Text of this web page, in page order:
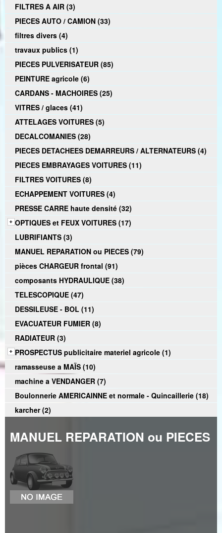
FILTRES A AIR (3)
PIECES AUTO / CAMION (33)
filtres divers (4)
travaux publics (1)
PIECES PULVERISATEUR (85)
PEINTURE agricole (6)
CARDANS - MACHOIRES (25)
VITRES / glaces (41)
ATTELAGES VOITURES (5)
DECALCOMANIES (28)
PIECES DETACHEES DEMARREURS / ALTERNATEURS (4)
PIECES EMBRAYAGES VOITURES (11)
FILTRES VOITURES (8)
ECHAPPEMENT VOITURES (4)
PRESSE CARRE haute densité (32)
OPTIQUES et FEUX VOITURES (17)
LUBRIFIANTS (3)
MANUEL REPARATION ou PIECES (79)
pièces CHARGEUR frontal (91)
composants HYDRAULIQUE (38)
TELESCOPIQUE (47)
DESSILEUSE - BOL (11)
EVACUATEUR FUMIER (8)
RADIATEUR (3)
PROSPECTUS publicitaire materiel agricole (1)
ramasseuse a MAÏS (10)
machine a VENDANGER (7)
Boulonnerie AMERICAINNE et normale - Quincaillerie (18)
karcher (2)
MANUEL REPARATION ou PIECES